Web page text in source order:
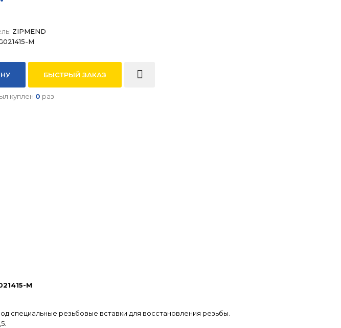
ZIPMEND
M
БЫСТРЫЙ ЗАКАЗ
куплен 0 раз
M
специальные резьбовые вставки для восстановления резьбы.